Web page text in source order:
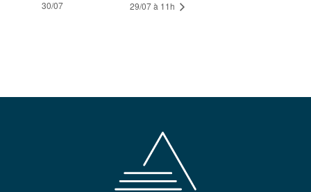
30/07
29/07 à 11h